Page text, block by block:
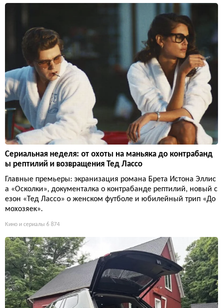
Сериальная неделя: от охоты на маньяка до контрабанд
ы рептилий и возвращения Тед Лассо
Главные премьеры: экранизация романа Брета Истона Эллис
а «Осколки», документалка о контрабанде рептилий, новый с
езон «Тед Лассо» о женском футболе и юбилейный трип «До
мохозяек».
Кино и сериалы 6 874